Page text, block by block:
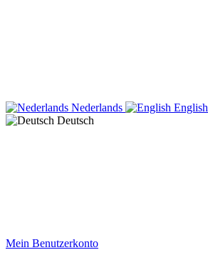
Nederlands English
Deutsch
Mein Benutzerkonto